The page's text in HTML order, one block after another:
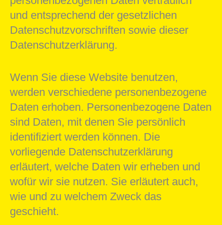
und entsprechend der gesetzlichen
Datenschutzvorschriften sowie dieser
Datenschutzerklärung.
Wenn Sie diese Website benutzen,
werden verschiedene personenbezogene
Daten erhoben. Personenbezogene Daten
sind Daten, mit denen Sie persönlich
identifiziert werden können. Die
vorliegende Datenschutzerklärung
erläutert, welche Daten wir erheben und
wofür wir sie nutzen. Sie erläutert auch,
wie und zu welchem Zweck das
geschieht.